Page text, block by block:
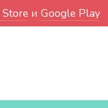
и Google Play